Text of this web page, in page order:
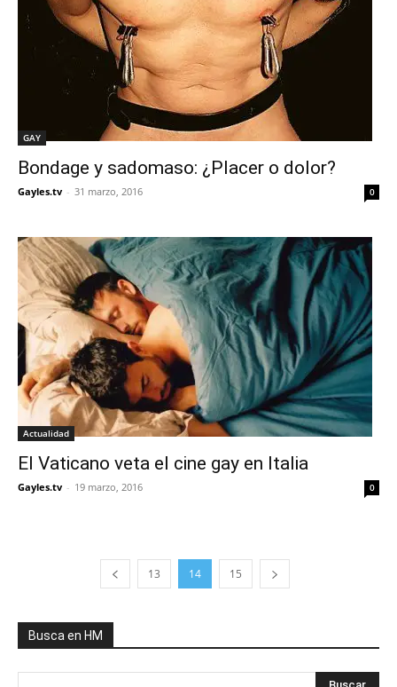
GAY
Bondage y sadomaso: ¿Placer o dolor?
Gayles.tv - 31 marzo, 2016 0
Actualidad
El Vaticano veta el cine gay en Italia
Gayles.tv - 19 marzo, 2016 0
13 14 15
Busca en HM